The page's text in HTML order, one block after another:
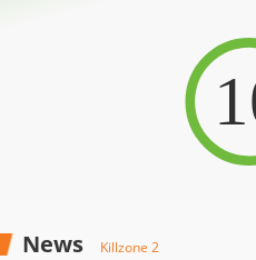
News Killzone 2